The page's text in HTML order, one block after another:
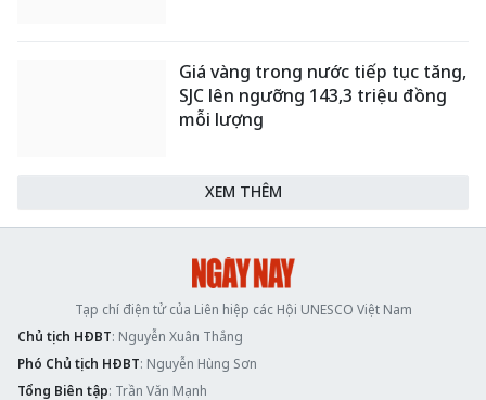
Giá vàng trong nước tiếp tục tăng,
SJC lên ngưỡng 143,3 triệu đồng
mỗi lượng
XEM THÊM
Tạp chí điện tử của Liên hiệp các Hội UNESCO Việt Nam
Chủ tịch HĐBT: Nguyễn Xuân Thắng
Phó Chủ tịch HĐBT: Nguyễn Hùng Sơn
Tổng Biên tập: Trần Văn Mạnh